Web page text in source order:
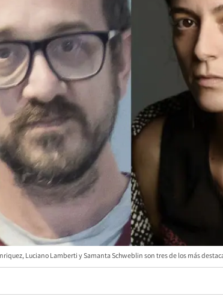
Luciano Lamberti y Samanta Schweblin son tres de los más